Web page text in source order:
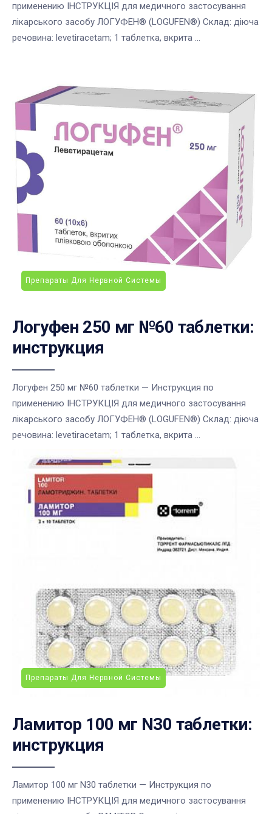
применению ІНСТРУКЦІЯ для медичного застосування
лікарського засобу ЛОГУФЕН® (LOGUFEN®) Склад: діюча
речовина: levetiracetam; 1 таблетка, вкрита ...
Препараты Для Нервной Системы
Логуфен 250 мг №60 таблетки:
инструкция
Логуфен 250 мг №60 таблетки — Инструкция по
применению ІНСТРУКЦІЯ для медичного застосування
лікарського засобу ЛОГУФЕН® (LOGUFEN®) Склад: діюча
речовина: levetiracetam; 1 таблетка, вкрита ...
Препараты Для Нервной Системы
Ламитор 100 мг N30 таблетки:
инструкция
Ламитор 100 мг N30 таблетки — Инструкция по
применению ІНСТРУКЦІЯ для медичного застосування